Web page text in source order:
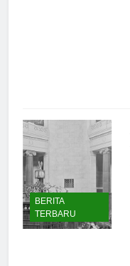
BERITA
TERBARU